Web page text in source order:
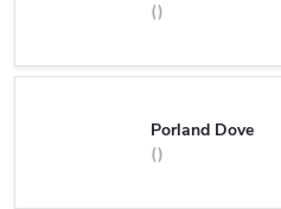
Porland Dove